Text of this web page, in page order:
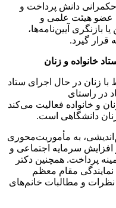
دانش پرداخت و
عضو هیئت علمی و
بازنگری آیین‌نامه‌ها،
قرار گیرد.
خانواده و زنان
با زنان در حال اجرای ستاد
در راستای
و خانواده فعالیت می‌کند
دانشگاهی است.
به مأموریت‌محوری
افزایش سرمایه اجتماعی و
پرداخت. همچنین دکتر
نمایندگی مقام معظم
نظرات و مطالبات خانم‌های